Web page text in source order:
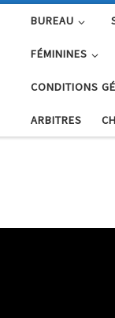
BUREAU
FÉMININES
CONDITIONS
ARBITRES